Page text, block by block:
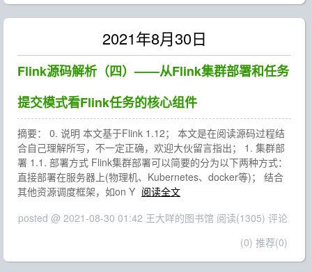
2021年8月30日
Flink源码解析（四）——从Flink集群部署和任务
提交模式看Flink任务的核心组件
摘要： 0. 说明 本文基于Flink 1.12； 本文是在阅读源码过程结
合自己理解所写，不一定正确，欢迎大伙留言指出； 1. 集群部
署 1.1. 部署方式 Flink集群部署可以简要的分为以下两种方式：
直接部署在服务器上(物理机、Kubernetes、docker等)； 结合
其他资源调度框架，如on Y 阅读全文
posted @ 2021-08-30 01:42 王大咩的图书馆 阅读(1305) 评论
(0) 推荐(0)